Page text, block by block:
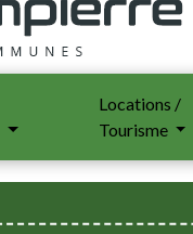
Locations /
Tourisme